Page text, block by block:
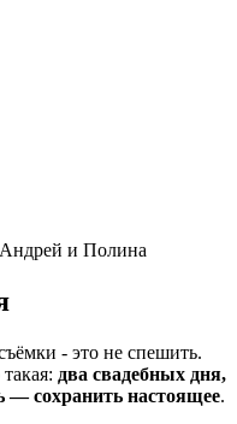
Андрей и Полина
- это не спешить.
два свадебных дня,
— сохранить настоящее.